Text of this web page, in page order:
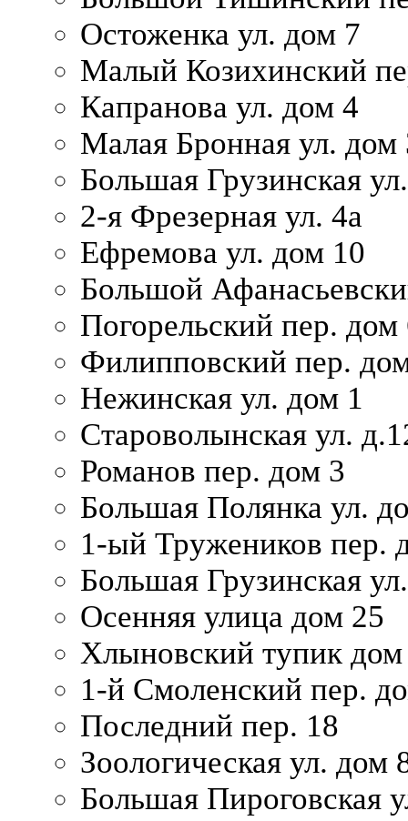
Остоженка ул. дом 7
Малый Козихинский
Капранова ул. дом 4
Малая Бронная ул. дом
Большая Грузинская
2-я Фрезерная ул. 4а
Ефремова ул. дом 10
Большой
Погорельский пер. дом
Филипповский пер.
Нежинская ул. дом 1
Староволынская ул.
Романов пер. дом 3
Большая Полянка ул.
1-ый Тружеников пер.
Большая Грузинская
Осенняя улица дом 25
Хлыновский тупик
1-й Смоленский пер.
Последний пер. 18
Зоологическая ул. дом
Большая Пироговская